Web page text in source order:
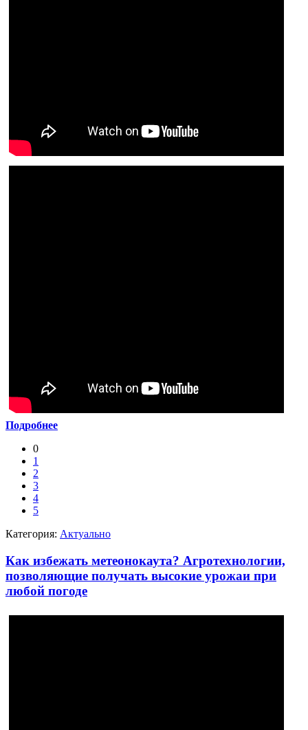
Подробнее
0
1
2
3
4
5
Категория: Актуально
Как избежать метеонокаута? Агротехнологии,
позволяющие получать высокие урожаи при
любой погоде